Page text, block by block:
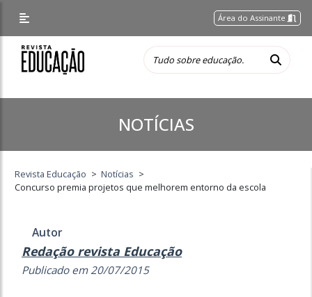
Área do Assinante
NOTÍCIAS
Revista Educação > Notícias >
Concurso premia projetos que melhorem entorno da escola
Autor
Redação revista Educação
Publicado em 20/07/2015